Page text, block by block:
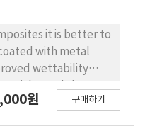
: Installing weigh-in-
with a lower
indicates thinner
damage in
affecting the
it is better to
with metal
wettability
coating of diamond
원 구매하기